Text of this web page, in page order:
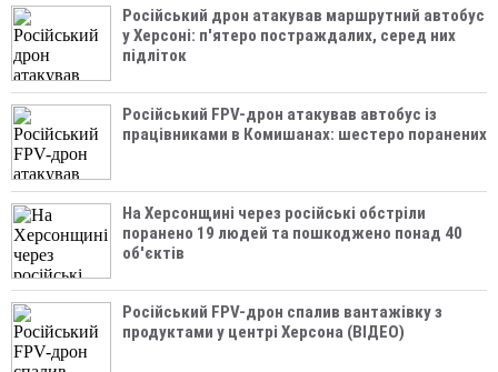
Російський дрон атакував маршрутний автобус
у Херсоні: п'ятеро постраждалих, серед них
підліток
Російський FPV-дрон атакував автобус із
працівниками в Комишанах: шестеро поранених
На Херсонщині через російські обстріли
поранено 19 людей та пошкоджено понад 40
об'єктів
Російський FPV-дрон спалив вантажівку з
продуктами у центрі Херсона (ВІДЕО)